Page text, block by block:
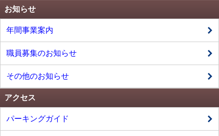
お知らせ
年間事業案内
職員募集のお知らせ
その他のお知らせ
アクセス
パーキングガイド